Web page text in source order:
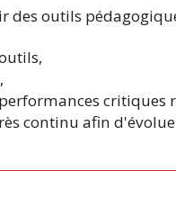
des outils
critiques
continu afin